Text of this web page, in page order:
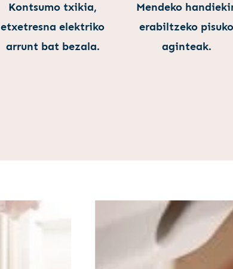
Kontsumo txikia,
etxetresna elektriko
arrunt bat bezala.
Mendeko
erabiltzeko pisuko
aginteak.